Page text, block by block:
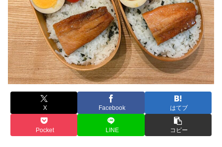
X Facebook はてブ
Pocket LINE コピー